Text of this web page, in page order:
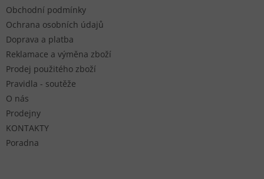
Obchodní podmínky
Ochrana osobních údajů
Doprava a platba
Reklamace a výměna zboží
Prodej použitého zboží
Pravidla - soutěže
O nás
Prodejny
KONTAKTY
Poradna